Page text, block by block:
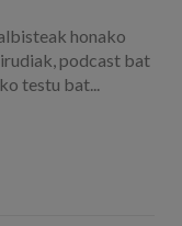
honako
podcast bat
testu bat...